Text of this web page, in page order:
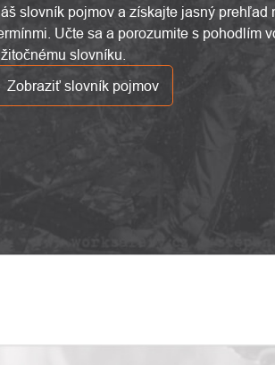
slovník pojmov a získajte jasný prehľad
Učte sa a porozumite s pohodlím
slovníku.
Zobraziť slovník pojmov